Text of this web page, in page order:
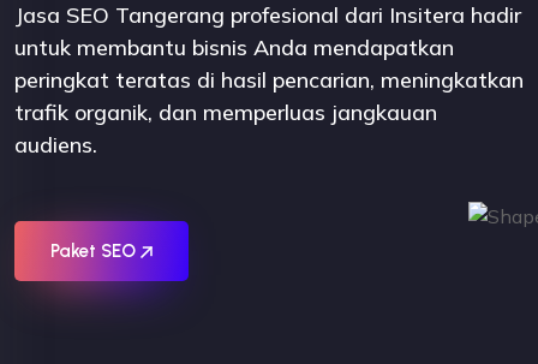
Jasa SEO Tangerang profesional dari Insitera hadir
untuk membantu bisnis Anda mendapatkan
peringkat teratas di hasil pencarian, meningkatkan
trafik organik, dan memperluas jangkauan
audiens.
Paket SEO